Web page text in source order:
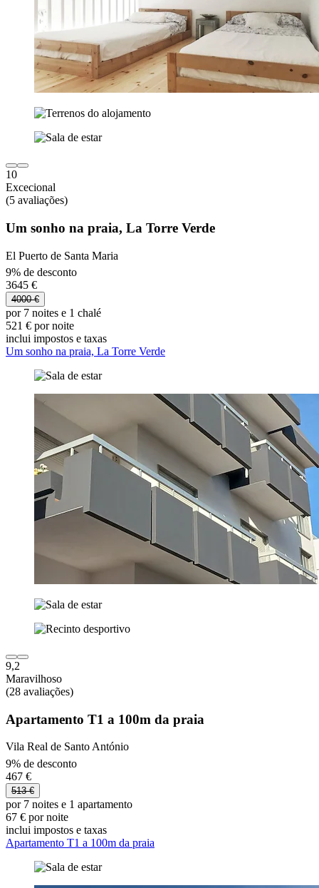
10
Excecional
(5 avaliações)
Um sonho na praia, La Torre Verde
El Puerto de Santa Maria
9% de desconto
3645 €
4000 €
por 7 noites e 1 chalé
521 € por noite
inclui impostos e taxas
Um sonho na praia, La Torre Verde
9,2
Maravilhoso
(28 avaliações)
Apartamento T1 a 100m da praia
Vila Real de Santo António
9% de desconto
467 €
513 €
por 7 noites e 1 apartamento
67 € por noite
inclui impostos e taxas
Apartamento T1 a 100m da praia